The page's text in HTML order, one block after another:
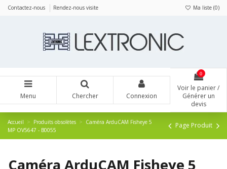
Contactez-nous Rendez-nous visite Ma liste (0)
Menu Chercher Connexion
0
Voir le panier /
Générer un
devis
Accueil Produits obsolètes
Caméra ArduCAM Fisheye 5
MP OV5647 - B0055
Page Produit
Caméra ArduCAM Fisheye 5
Panneau de gestion des cookies